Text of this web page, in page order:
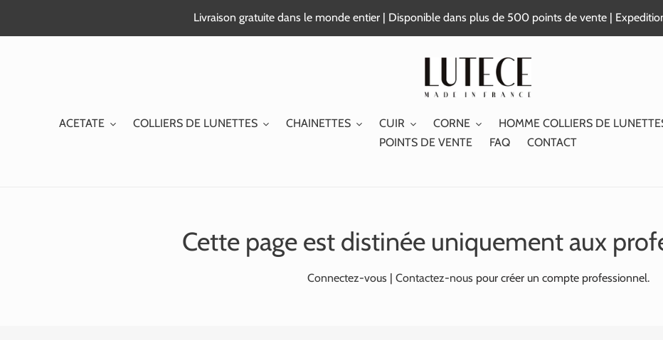
Livraison gratuite dans le monde entier | Disponible dans plus de 500 points de vente |
ACETATE COLLIERS DE LUNETTES CHAINETTES CUIR CORNE HOMME COLLIERS DE
POINTS DE VENTE
FAQ CONTACT
Cette page est distinée uniquement aux
Connectez-vous | Contactez-nous pour créer un compte professionnel.